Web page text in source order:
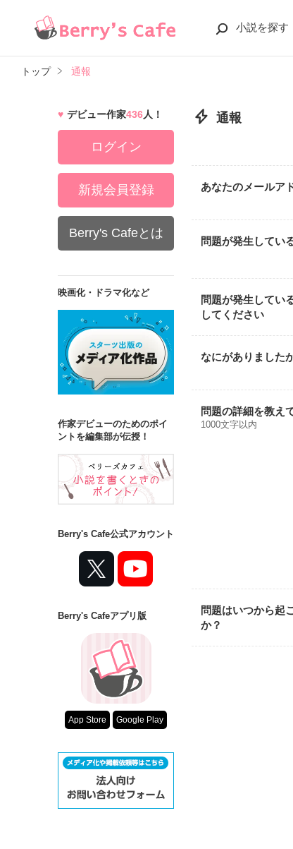
小説を探す
トップ 通報
通報
あなたのメールア
問題が発生してい
問題が発生してい
してください
なにがありました
問題の詳細を教え
1000文字以内
問題はいつから起
か？
デビュー作家436人！
ログイン
新規会員登録
Berry's Cafeとは
映画化・ドラマ化など
作家デビューのためのポイ
ントを編集部が伝授！
Berry's Cafe公式アカウント
Berry's Cafeアプリ版
App Store Google Play